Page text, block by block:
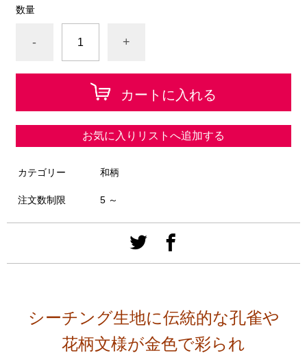
数量
- +
カートに入れる
お気に入りリストへ追加する
カテゴリー 和柄
注文数制限 5 ～
シーチング生地に伝統的な孔雀や
花柄文様が金色で彩られ